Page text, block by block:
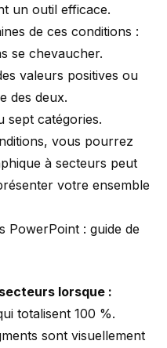
un outil efficace.
de ces conditions :
se chevaucher.
valeurs positives ou
des deux.
sept catégories.
vous pourrez
à secteurs peut
votre ensemble
PowerPoint : guide de
lorsque :
totalisent 100 %.
sont visuellement